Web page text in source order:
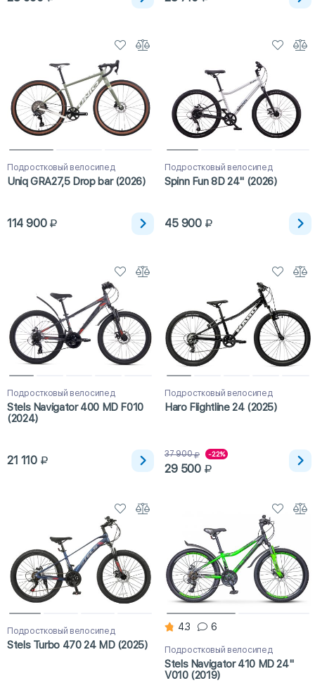
Подростковый велосипед
Uniq GRA27,5 Drop bar (2026)
114 900
Подростковый велосипед
Spinn Fun 8D 24" (2026)
45 900
Подростковый велосипед
Stels Navigator 400 MD F010
(2024)
21 110
Подростковый велосипед
Haro Flightline 24 (2025)
37 900 -22%
29 500
Подростковый велосипед
Stels Turbo 470 24 MD (2025)
4.3 6
Подростковый велосипед
Stels Navigator 410 MD 24"
V010 (2019)